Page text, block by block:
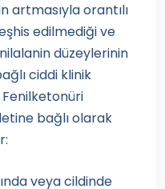
artmasıyla orantılı
edilmediği ve
düzeylerinin
ciddi klinik
bağlı olarak
veya cildinde